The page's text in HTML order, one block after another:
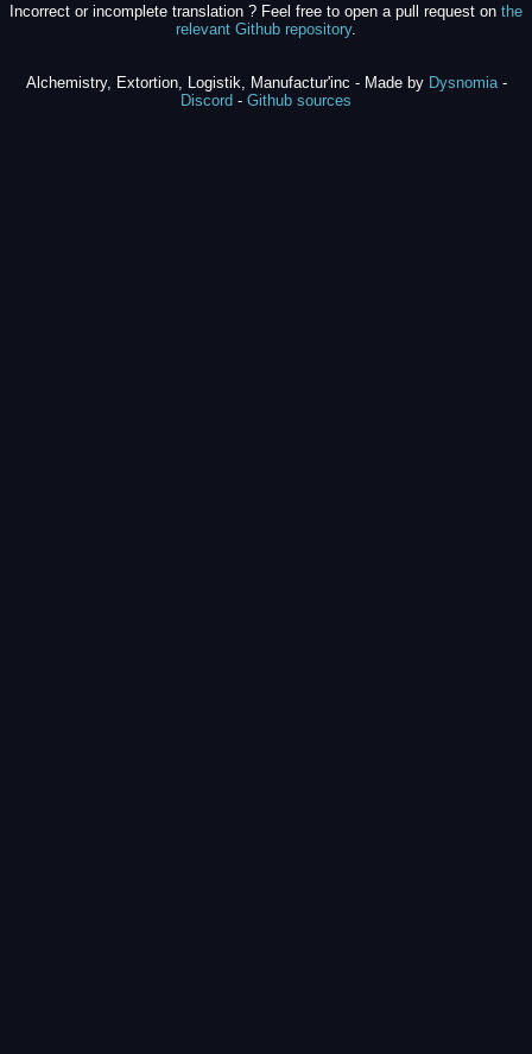
Incorrect or incomplete translation ? Feel free to open a pull request on the
relevant Github repository.
Alchemistry, Extortion, Logistik, Manufactur'inc - Made by Dysnomia-
Discord - Github sources